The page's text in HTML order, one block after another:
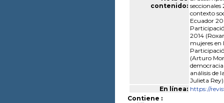
contenido:
contexto
Ecuador
2014
mujeres en
(Arturo
análisis de
Julieta
En línea: https://
Contiene :